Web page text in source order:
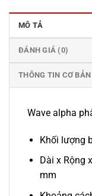
MÔ TẢ
ĐÁNH GIÁ (0)
THÔNG TIN CƠ BẢN
Wave alpha
Khối lượng
Dài x Rộng
mm